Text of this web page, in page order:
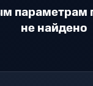
параметрам
не найдено